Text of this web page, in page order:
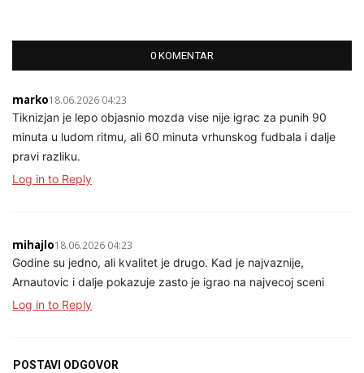
0 KOMENTAR
marko18.06.2026 04:23
Tiknizjan je lepo objasnio mozda vise nije igrac za punih 90
minuta u ludom ritmu, ali 60 minuta vrhunskog fudbala i dalje
pravi razliku.
Log in to Reply
mihajlo18.06.2026 04:23
Godine su jedno, ali kvalitet je drugo. Kad je najvaznije,
Arnautovic i dalje pokazuje zasto je igrao na najvecoj sceni
Log in to Reply
POSTAVI ODGOVOR